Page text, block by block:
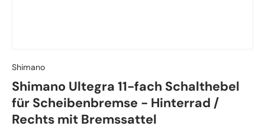
Shimano
Shimano Ultegra 11-fach Schalthebel
für Scheibenbremse - Hinterrad /
Rechts mit Bremssattel